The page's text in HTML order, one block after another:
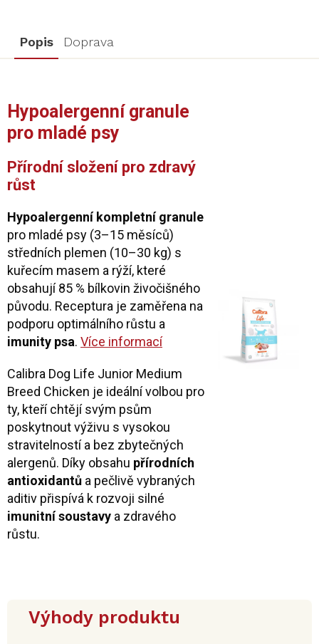
Popis Doprava
Hypoalergenní granule
pro mladé psy
Přírodní složení pro zdravý
růst
Hypoalergenní kompletní granule
pro mladé psy (3–15 měsíců)
středních plemen (10–30 kg) s
kuřecím masem a rýží, které
obsahují 85 % bílkovin živočišného
původu. Receptura je zaměřena na
podporu optimálního růstu a
imunity psa. Více informací
Calibra Dog Life Junior Medium
Breed Chicken je ideální volbou pro
ty, kteří chtějí svým psům
poskytnout výživu s vysokou
stravitelností a bez zbytečných
alergenů. Díky obsahu přírodních
antioxidantů a pečlivě vybraných
aditiv přispívá k rozvoji silné
imunitní soustavy a zdravého
růstu.
Výhody produktu